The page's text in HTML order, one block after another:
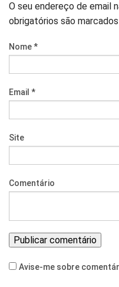
O seu endereço de email
obrigatórios são marcados
Nome*
Email *
Site
Comentário
Avise-me sobre